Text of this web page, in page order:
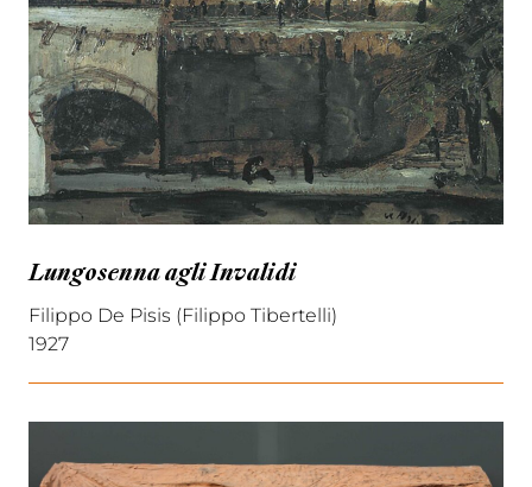
Lungosenna agli Invalidi
Filippo De Pisis (Filippo Tibertelli)
1927